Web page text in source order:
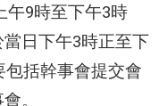
午9時至下午3時
日下午3時正至下
包括幹事會提交會
。